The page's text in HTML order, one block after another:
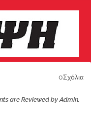
0Σχόλια
are Reviewed by Admin.